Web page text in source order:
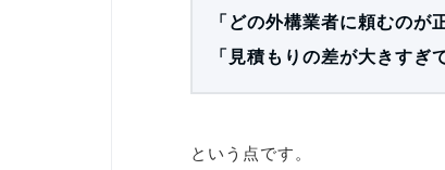
「どの外構業者に頼むのが
「見積もりの差が大きすぎ
という点です。